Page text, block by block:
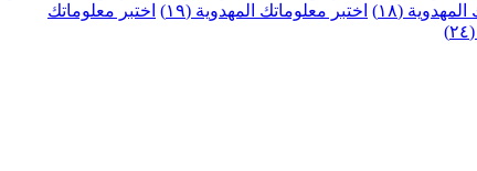
(١٨) اختبر معلوماتك المهدوية (١٩)
اختبر معلوماتك